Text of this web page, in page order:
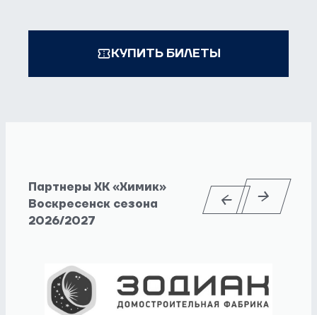
КУПИТЬ БИЛЕТЫ
Партнеры ХК «Химик»
Воскресенск сезона
2026/2027